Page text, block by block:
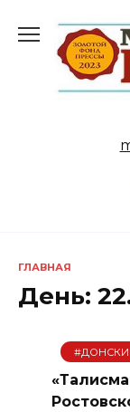
содержанию
ГЛАВНАЯ
День: